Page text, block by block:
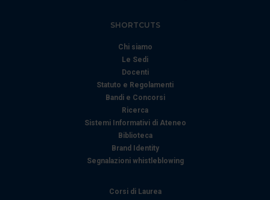
nostri partner che si occupano di analisi dei dati web,
raccolto dal suo utilizzo dei loro servizi.
SHORTCUTS
Chi siamo
Le Sedi
Docenti
Statuto e Regolamenti
Bandi e Concorsi
Ricerca
Sistemi Informativi di Ateneo
Biblioteca
Brand Identity
Segnalazioni whistleblowing
Corsi di Laurea